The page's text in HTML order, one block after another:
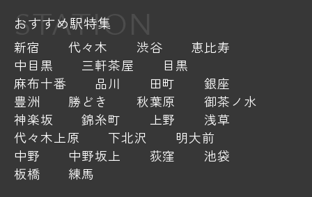
STATION
おすすめ駅特集
新宿 代々木 渋谷
恵比寿
中目黒
三軒茶屋
目黒
麻布十番
品川 田町
銀座
豊洲
勝どき 秋葉原
御茶ノ水
神楽坂
錦糸町 上野
浅草
代々木上原
下北沢
明大前
中野
中野坂上 荻窪
池袋
板橋
練馬